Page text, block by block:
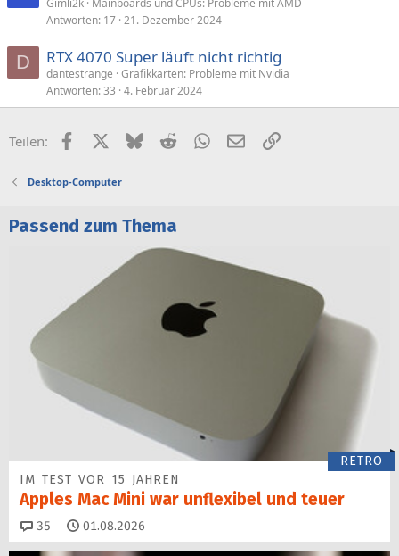
Antworten 17 21. Dezember 2024
D RTX 4070 Super läuft nicht richtig
dantestrange Grafikkarten: Probleme mit Nvidia
Antworten 33 4. Februar 2024
Teilen: FacebookX (Twitter)
BlueskyRedditWhatsApp
E-MailLink
Desktop-Computer
Passend zum Thema
RETRO
IM TEST VOR 15 JAHREN
Apples Mac Mini war unflexibel und teuer
35 Kommentare
01.08.2026